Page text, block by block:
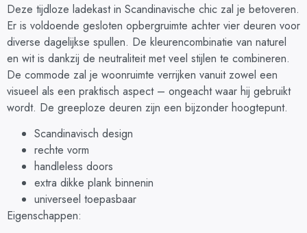
Deze tijdloze ladekast in Scandinavische chic zal je betoveren.
Er is voldoende gesloten opbergruimte achter vier deuren voor
diverse dagelijkse spullen. De kleurencombinatie van naturel
en wit is dankzij de neutraliteit met veel stijlen te combineren.
De commode zal je woonruimte verrijken vanuit zowel een
visueel als een praktisch aspect – ongeacht waar hij gebruikt
wordt. De greeploze deuren zijn een bijzonder hoogtepunt.
Scandinavisch design
rechte vorm
handleless doors
extra dikke plank binnenin
universeel toepasbaar
Eigenschappen: